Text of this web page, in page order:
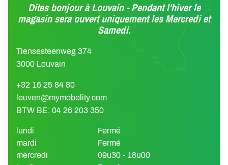
Dites bonjour à Louvain - Pendant l'hiver le
magasin sera ouvert uniquement les Mercredi et
Samedi.
Tiensesteenweg 374
3000 Louvain
+32 16 25 84 80
leuven@mymobelity.com
BTW BE: 04 26 203 350
lundi
Fermé
mardi
Fermé
mercredi
09u30 - 18u00